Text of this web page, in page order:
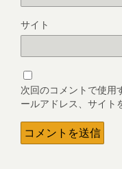
サイト
次回のコメントで使用
ールアドレス、サイト